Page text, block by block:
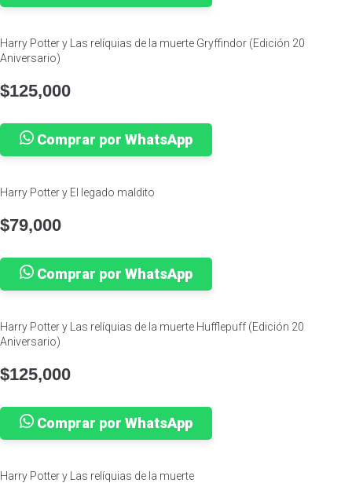
Harry Potter y Las relíquias de la muerte Gryffindor (Edición 20
Aniversario)
$125,000
Comprar por WhatsApp
Harry Potter y El legado maldito
$79,000
Comprar por WhatsApp
Harry Potter y Las relíquias de la muerte Hufflepuff (Edición 20
Aniversario)
$125,000
Comprar por WhatsApp
Harry Potter y Las relíquias de la muerte